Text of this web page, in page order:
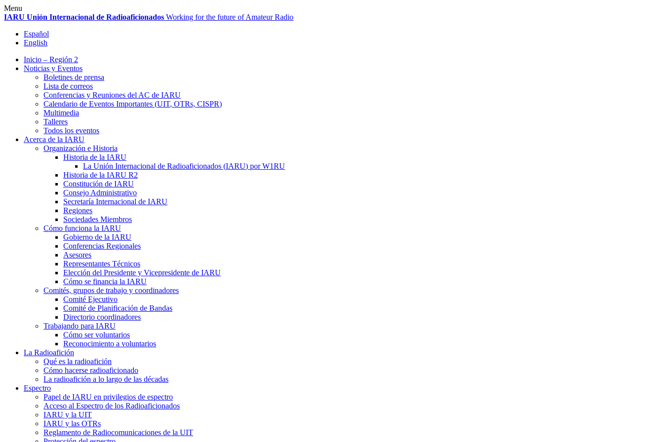
Skip
to
Menu
IARU Unión Internacional de Radioaficionados Working for the future of Amateur Radio
Español
English
Inicio – Región 2
Noticias y Eventos
Boletines de prensa
Lista de correos
Conferencias y Reuniones del AC de IARU
Calendario de Eventos Importantes (UIT, OTRs, CISPR)
Multimedia
Talleres
Todos los eventos
Acerca de la IARU
Organización e Historia
Historia de la IARU
La Unión Internacional de Radioaficionados (IARU) porW1RU
Historia de la IARU R2
Constitución de IARU
Consejo Administrativo
Secretaría Internacional de IARU
Regiones
Sociedades Miembros
Cómo funciona la IARU
Gobierno de la IARU
Conferencias Regionales
Asesores
Representantes Técnicos
Elección del Presidente y Vicepresidente de IARU
Cómo se financia la IARU
Comités, grupos de trabajo y coordinadores
Comité Ejecutivo
Comité de Planificación de Bandas
Directorio coordinadores
Trabajando para IARU
Cómo ser voluntarios
Reconocimiento a voluntarios
La Radioafición
Qué es la radioafición
Cómo hacerse radioaficionado
La radioafición a lo largo de las décadas
Espectro
Papel de IARU en privilegios de espectro
Acceso al Espectro de los Radioaficionados
IARU y la UIT
IARU y las OTRs
Reglamento de Radiocomunicaciones de la UIT